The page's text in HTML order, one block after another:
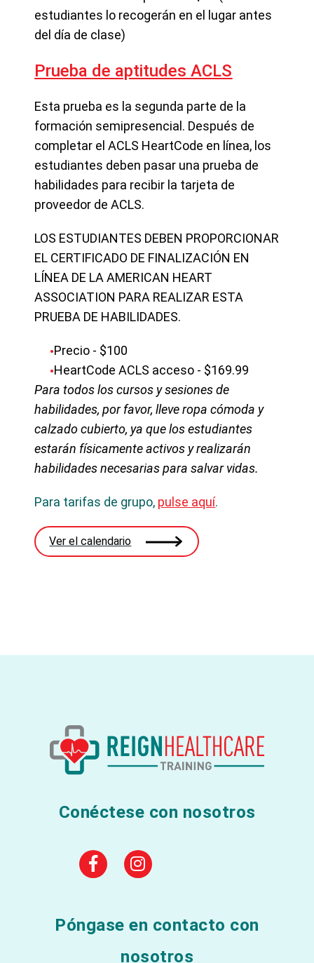
estudiantes lo recogerán en el lugar antes
del día de clase)
Prueba de aptitudes ACLS
Esta prueba es la segunda parte de la
formación semipresencial. Después de
completar el ACLS HeartCode en línea, los
estudiantes deben pasar una prueba de
habilidades para recibir la tarjeta de
proveedor de ACLS.
LOS ESTUDIANTES DEBEN PROPORCIONAR
EL CERTIFICADO DE FINALIZACIÓN EN
LÍNEA DE LA AMERICAN HEART
ASSOCIATION PARA REALIZAR ESTA
PRUEBA DE HABILIDADES.
Precio - $100
HeartCode ACLS acceso - $169.99
Para todos los cursos y sesiones de
habilidades, por favor, lleve ropa cómoda y
calzado cubierto, ya que los estudiantes
estarán físicamente activos y realizarán
habilidades necesarias para salvar vidas.
Para tarifas de grupo, pulse aquí.
Ver el calendario
Conéctese con nosotros
Póngase en contacto con
nosotros